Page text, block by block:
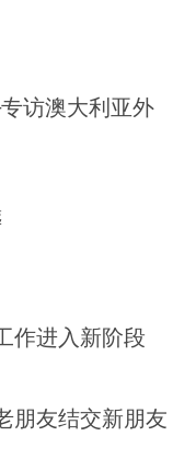
访澳大利亚外
作进入新阶段
朋友结交新朋友